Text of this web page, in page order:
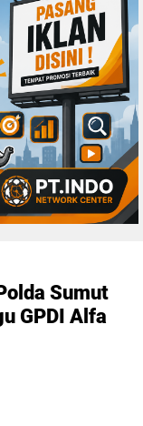
Sumut
GPDI Alfa